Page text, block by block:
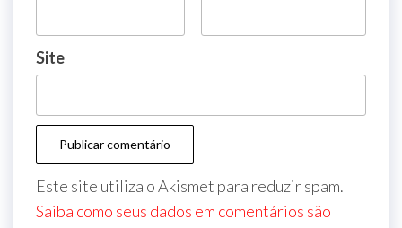
Site
Este site utiliza o Akismet para reduzir spam.
Saiba como seus dados em comentários são